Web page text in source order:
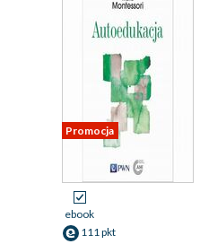
Promocja
ebook
111 pkt